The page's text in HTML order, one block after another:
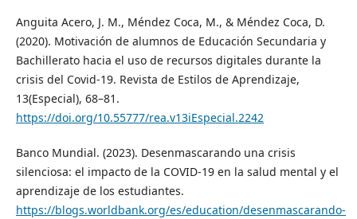
Anguita Acero, J. M., Méndez Coca, M., & Méndez Coca, D.
(2020). Motivación de alumnos de Educación Secundaria y
Bachillerato hacia el uso de recursos digitales durante la
crisis del Covid-19. Revista de Estilos de Aprendizaje,
13(Especial), 68–81.
https://doi.org/10.55777/rea.v13iEspecial.2242
Banco Mundial. (2023). Desenmascarando una crisis
silenciosa: el impacto de la COVID-19 en la salud mental y el
aprendizaje de los estudiantes.
https://blogs.worldbank.org/es/education/desenmascarando-